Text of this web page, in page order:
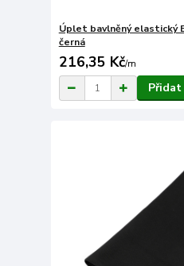
Úplet bavlněný elastický
černá
216,35 Kč/m